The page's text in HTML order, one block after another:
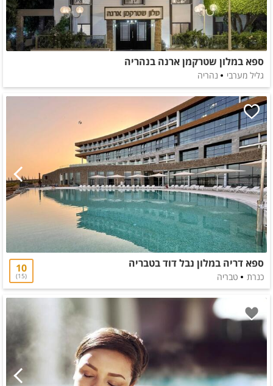
ספא במלון שטרקמן ארנה בנהריה
גליל מערבי נהריה
ספא דריה במלון נבל דוד בטבריה
כנרת טבריה
10
15